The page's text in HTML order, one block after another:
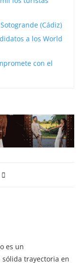
(Cádiz)
a los World
con el
es un
trayectoria en